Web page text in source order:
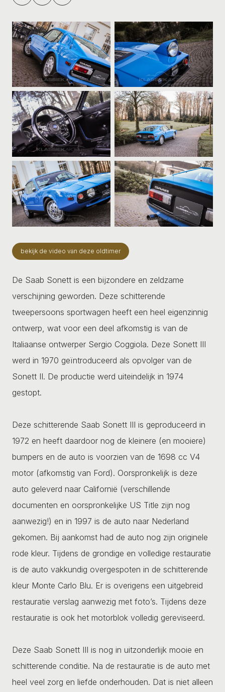
bekijk de video van deze oldtimer
De Saab Sonett is een bijzondere en zeldzame
verschijning geworden. Deze schitterende
tweepersoons sportwagen heeft een heel eigenzinnig
ontwerp, wat voor een deel afkomstig is van de
Italiaanse ontwerper Sergio Coggiola. Deze Sonett III
werd in 1970 geïntroduceerd als opvolger van de
Sonett II. De productie werd uiteindelijk in 1974
gestopt.
Deze schitterende Saab Sonett III is geproduceerd in
1972 en heeft daardoor nog de kleinere (en mooiere)
bumpers en de auto is voorzien van de 1698 cc V4
motor (afkomstig van Ford). Oorspronkelijk is deze
auto geleverd naar Californië (verschillende
documenten en oorspronkelijke US Title zijn nog
aanwezig!) en in 1997 is de auto naar Nederland
gekomen. Bij aankomst had de auto nog zijn originele
rode kleur. Tijdens de grondige en volledige restauratie
is de auto vakkundig overgespoten in de schitterende
kleur Monte Carlo Blu. Er is overigens een uitgebreid
restauratie verslag aanwezig met foto’s. Tijdens deze
restauratie is ook het motorblok volledig gereviseerd.
Deze Saab Sonett III is nog in uitzonderlijk mooie en
schitterende conditie. Na de restauratie is de auto met
heel veel zorg en liefde onderhouden. Dat is niet alleen